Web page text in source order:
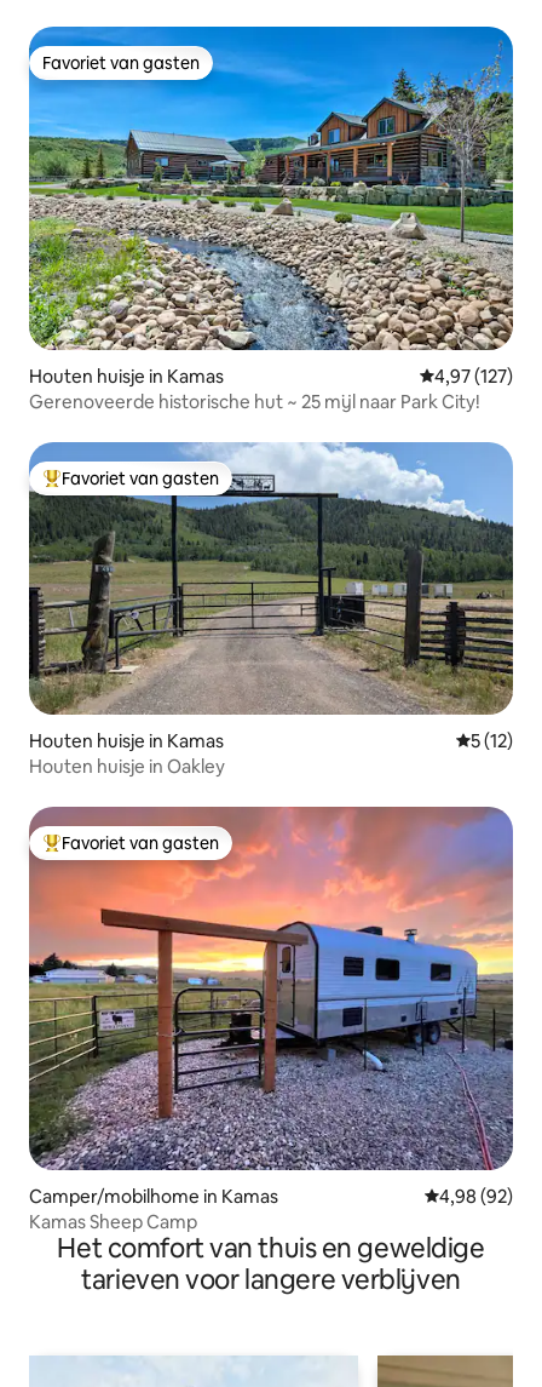
Favoriet van gasten
Favoriet van gasten
Houten huisje in Kamas Gemiddelde
4,97 (127)
Gerenoveerde historische hut ~ 25 mijl naar Park City!
Topfavoriet van gasten
Favoriet van gasten
Houten huisje in Kamas
5 (12)
Houten huisje in Oakley
Topfavoriet van gasten
Favoriet van gasten
Camper/mobilhome in Kamas Gemiddelde
4,98 (92)
Kamas Sheep Camp
Het comfort van thuis en geweldige
tarieven voor langere verblijven